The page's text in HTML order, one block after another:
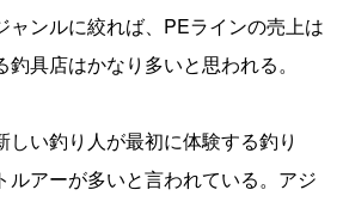
ャンルに絞れば、PEラインの売上は
具店はかなり多いと思われる。
い釣り人が最初に体験する釣り
ルアーが多いと言われている。アジ